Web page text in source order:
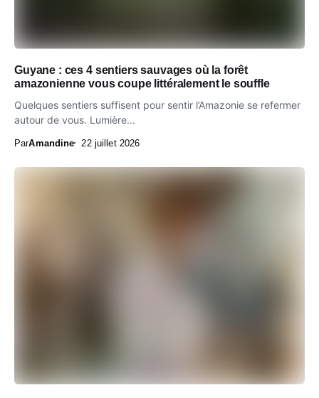
Guyane : ces 4 sentiers sauvages où la forêt
amazonienne vous coupe littéralement le souffle
Quelques sentiers suffisent pour sentir l’Amazonie se refermer
autour de vous. Lumière...
ParAmandine 22 juillet 2026